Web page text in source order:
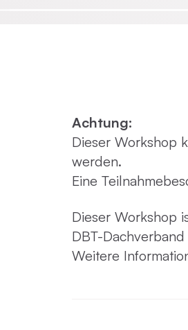
Praxisnahe
Achtung:
Dieser Workshop
werden.
Eine
Dieser Workshop
DBT-
Weitere